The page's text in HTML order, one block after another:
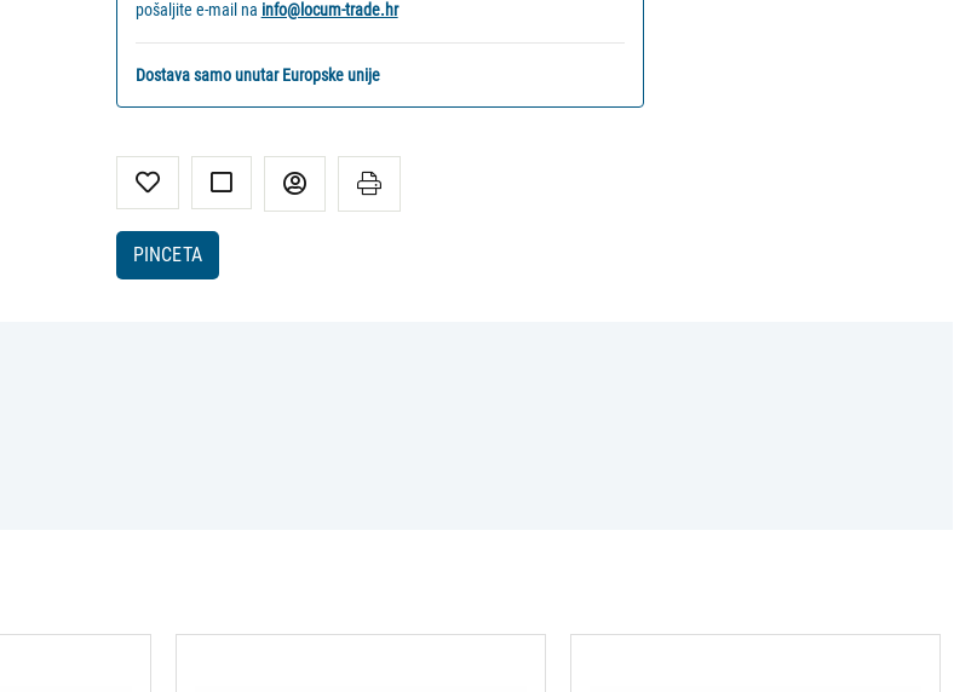
pošaljite e-mail na info@locum-trade.hr
Dostava samo unutar Europske unije
PINCETA